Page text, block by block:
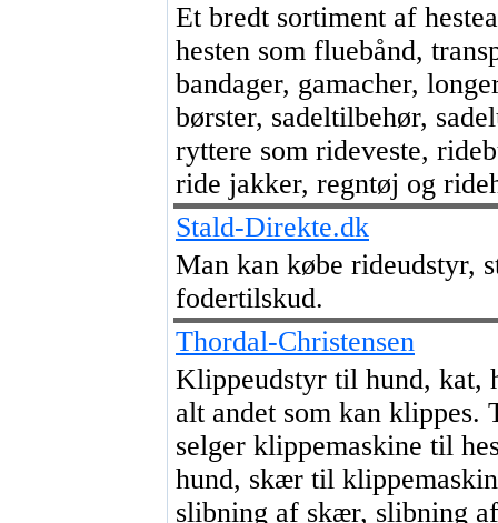
Et bredt sortiment af
hesten som fluebånd,
bandager, gamacher,
børster, sadeltilbehør,
ryttere som rideveste,
ride jakker, regntøj og
Stald-Direkte.dk
Man kan købe rideudstyr,
fodertilskud.
Thordal-Christensen
Klippeudstyr til hund, kat,
alt andet som kan klippes.
selger klippemaskine til
hund, skær til
slibning af skær, slibning